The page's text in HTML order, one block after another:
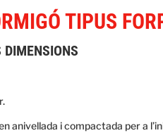
TIPUS
DIMENSIONS
anivellada i compactada per a